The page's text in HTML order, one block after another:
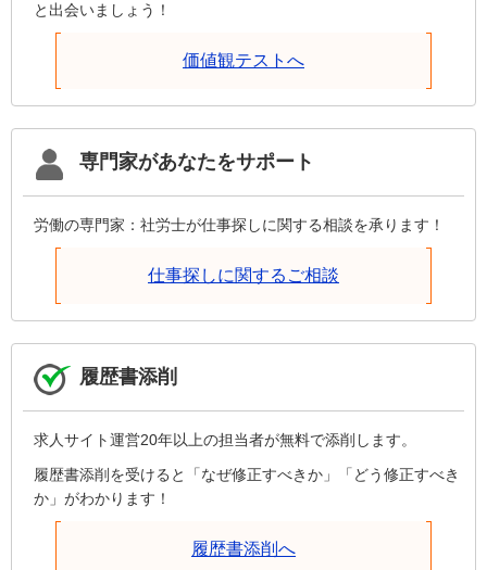
と出会いましょう！
価値観テストへ
専門家があなたをサポート
労働の専門家：社労士が仕事探しに関する相談を承ります！
仕事探しに関するご相談
履歴書添削
求人サイト運営20年以上の担当者が無料で添削します。
履歴書添削を受けると「なぜ修正すべきか」「どう修正すべき
か」がわかります！
履歴書添削へ